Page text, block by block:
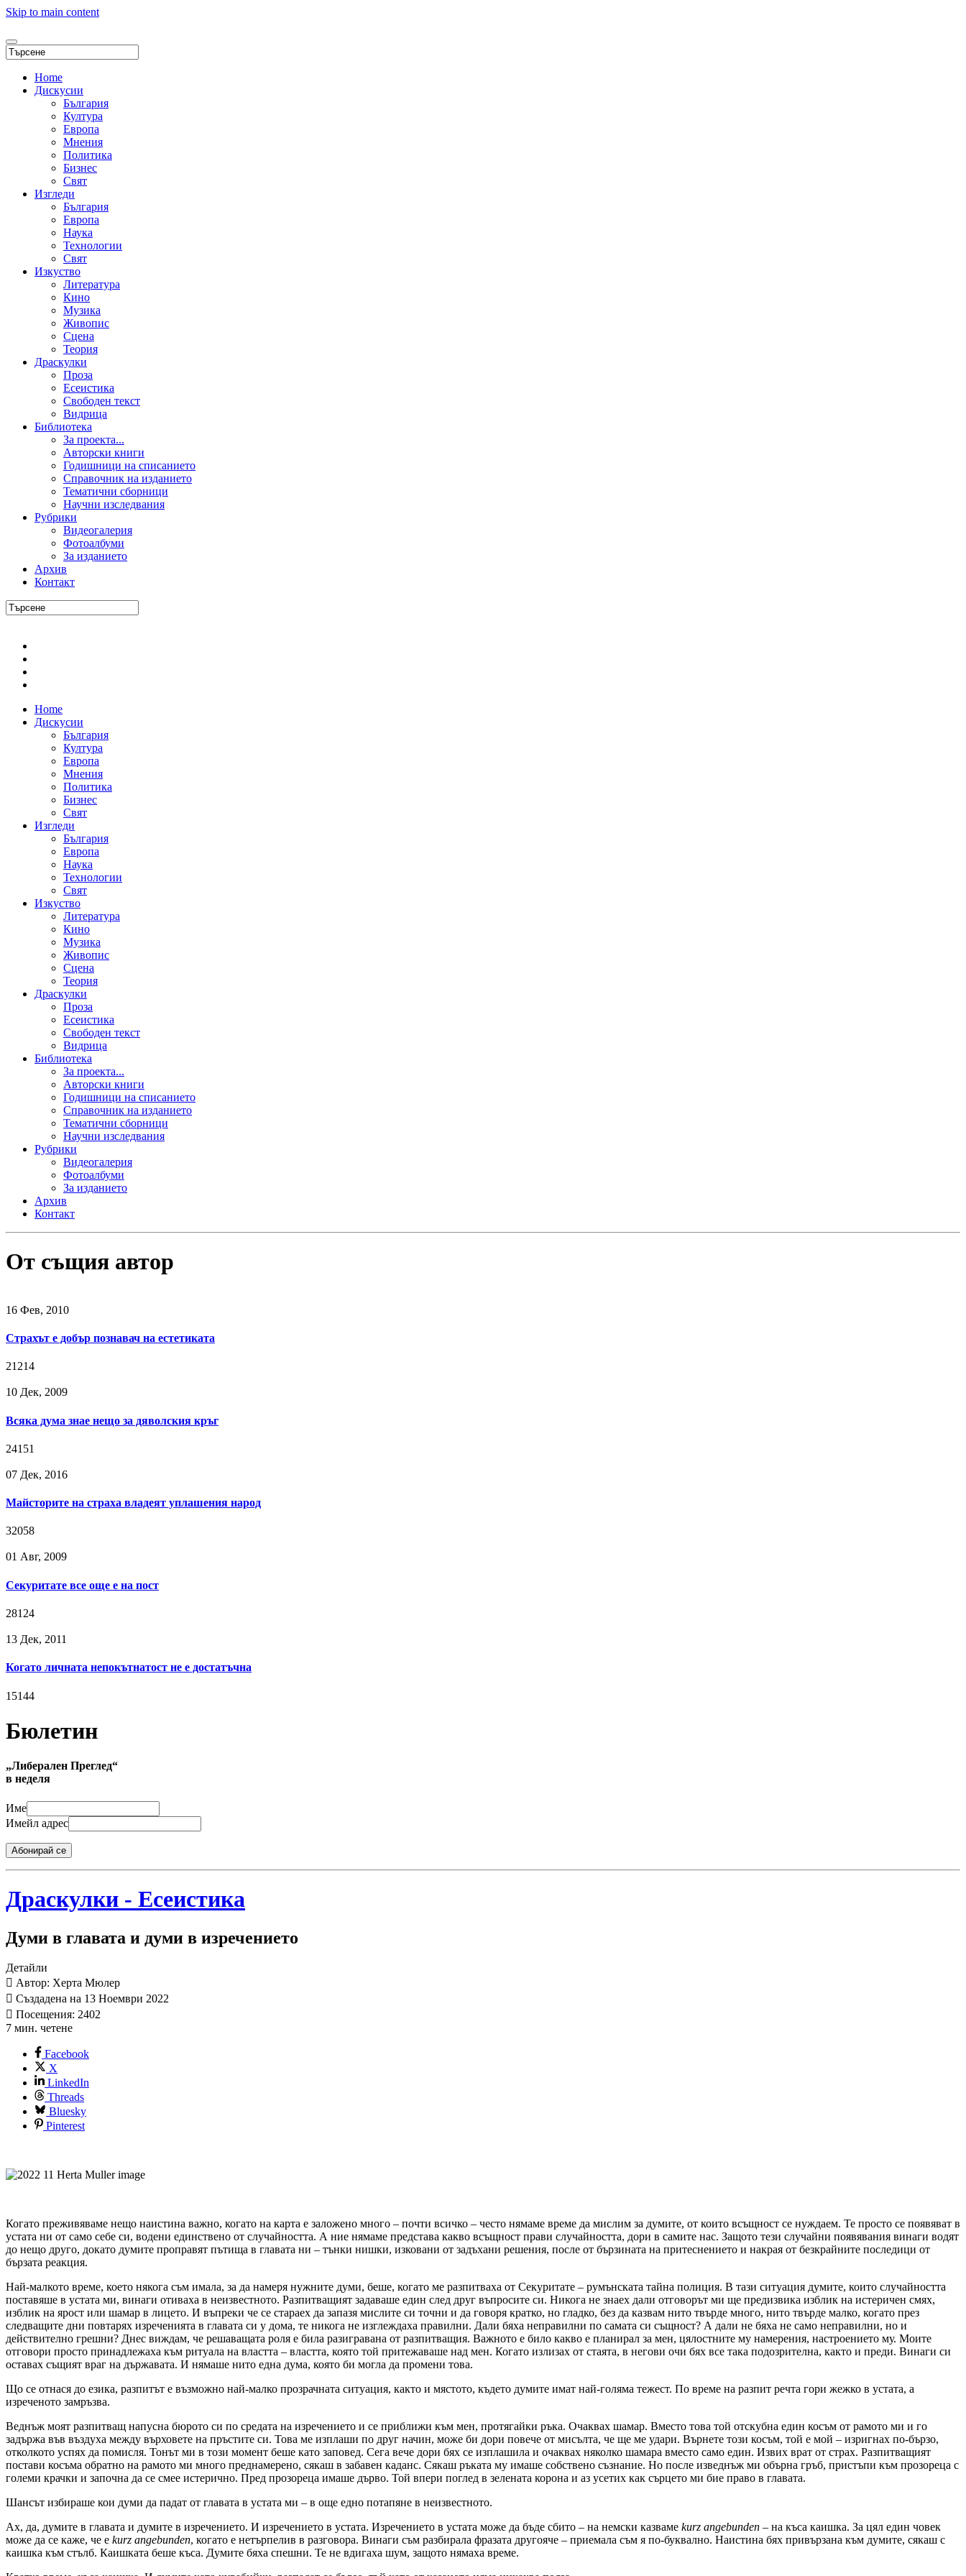
Skip to main content
Home
Дискусии
България
Култура
Европа
Мнения
Политика
Бизнес
Свят
Изгледи
България
Европа
Наука
Технологии
Свят
Изкуство
Литература
Кино
Музика
Живопис
Сцена
Теория
Драскулки
Проза
Есеистика
Свободен текст
Видрица
Библиотека
За проекта...
Авторски книги
Годишници на списанието
Справочник на изданието
Тематични сборници
Научни изследвания
Рубрики
Видеогалерия
Фотоалбуми
За изданието
Архив
Контакт
Home
Дискусии
България
Култура
Европа
Мнения
Политика
Бизнес
Свят
Изгледи
България
Европа
Наука
Технологии
Свят
Изкуство
Литература
Кино
Музика
Живопис
Сцена
Теория
Драскулки
Проза
Есеистика
Свободен текст
Видрица
Библиотека
За проекта...
Авторски книги
Годишници на списанието
Справочник на изданието
Тематични сборници
Научни изследвания
Рубрики
Видеогалерия
Фотоалбуми
За изданието
Архив
Контакт
От същия автор
16 Фев, 2010
Страхът е добър познавач на естетиката
21214
10 Дек, 2009
Всяка дума знае нещо за дяволския кръг
24151
07 Дек, 2016
Майсторите на страха владеят уплашения народ
32058
01 Авг, 2009
Секуритате все още е на пост
28124
13 Дек, 2011
Когато личната непокътнатост не е достатъчна
15144
Бюлетин
„Либерален Преглед“
в неделя
Име
Имейл адрес
Абонирай се
Драскулки - Есеистика
Думи в главата и думи в изречението
Детайли
Автор: Херта Мюлер
Създадена на 13 Ноември 2022
Посещения: 2402
7 мин. четене
Facebook
X
LinkedIn
Threads
Bluesky
Pinterest
Когато преживяваме нещо наистина важно, когато на карта е заложено много – почти всичко – често нямаме време да мислим за думите, от които всъщност се нуждаем. Те просто се появяват в
устата ни от само себе си, водени единствено от случайността. А ние нямаме представа какво всъщност прави случайността, дори в самите нас. Защото тези случайни появявания винаги водят
до нещо друго, докато думите проправят пътища в главата ни – тънки нишки, изковани от задъхани решения, после от бързината на притеснението и накрая от безкрайните последици от
бързата реакция.
Най-малкото време, което някога съм имала, за да намеря нужните думи, беше, когато ме разпитваха от Секуритате – румънската тайна полиция. В тази ситуация думите, които случайността
поставяше в устата ми, винаги отиваха в неизвестното. Разпитващият задаваше един след друг въпросите си. Никога не знаех дали отговорът ми ще предизвика изблик на истеричен смях,
изблик на ярост или шамар в лицето. И въпреки че се стараех да запазя мислите си точни и да говоря кратко, но гладко, без да казвам нито твърде много, нито твърде малко, когато през
следващите дни повтарях изреченията в главата си у дома, те никога не изглеждаха правилни. Дали бяха неправилни по самата си същност? А дали не бяха не само неправилни, но и
действително грешни? Днес виждам, че решаващата роля е била разигравана от разпитващия. Важното е било какво е планирал за мен, цялостните му намерения, настроението му. Моите
отговори просто принадлежаха към ритуала на властта – властта, която той притежаваше над мен. Когато излизах от стаята, в негови очи бях все така подозрителна, както и преди. Винаги си
оставах същият враг на държавата. И нямаше нито една дума, която би могла да промени това.
Що се отнася до езика, разпитът е възможно най-малко прозрачната ситуация, както и мястото, където думите имат най-голяма тежест. По време на разпит речта гори жежко в устата, а
изреченото замръзва.
Веднъж моят разпитващ напусна бюрото си по средата на изречението и се приближи към мен, протягайки ръка. Очаквах шамар. Вместо това той отскубна един косъм от рамото ми и го
задържа във въздуха между върховете на пръстите си. Това ме изплаши по друг начин, може би дори повече от мисълта, че ще ме удари. Върнете този косъм, той е мой – изригнах по-бързо,
отколкото успях да помисля. Тонът ми в този момент беше като заповед. Сега вече дори бях се изплашила и очаквах няколко шамара вместо само един. Извих врат от страх. Разпитващият
постави косъма обратно на рамото ми много преднамерено, сякаш в забавен каданс. Сякаш ръката му имаше собствено съзнание. Но после изведнъж ми обърна гръб, пристъпи към прозореца с
големи крачки и започна да се смее истерично. Пред прозореца имаше дърво. Той впери поглед в зелената корона и аз усетих как сърцето ми бие право в главата.
Шансът избираше кои думи да падат от главата в устата ми – в още едно потапяне в неизвестното.
Ах, да, думите в главата и думите в изречението. И изречението в устата. Изречението в устата може да бъде сбито – на немски казваме kurz angebunden – на къса каишка. За цял един човек
може да се каже, че е kurz angebunden, когато е нетърпелив в разговора. Винаги съм разбирала фразата другояче – приемала съм я по-буквално. Наистина бях привързана към думите, сякаш с
каишка към стълб. Каишката беше къса. Думите бяха спешни. Те не вдигаха шум, защото нямаха време.